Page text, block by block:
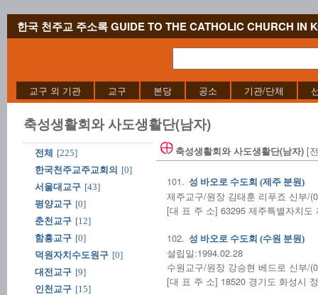
한국 천주교 주소록 GUIDE TO THE CATHOLIC CHURCH IN
교구 외 기관 교구 본당 공소 기관/단체
축성생활회와 사도생활단(남자)
전체
[225]
한국천주교주교회의 [0]
서울대교구 [43]
평양교구 [0]
춘천교구 [12]
함흥교구 [0]
덕원자치수도원구 [0]
대전교구 [9]
인천교구 [15]
축성생활회와 사도생활단(남자) [
101. 성 바오로 수도회 (제주 분원)
제주교구/원장 김태훈 리푸죠 신부/
[대 표 주 소] 63295 제주특별자치
102. 성 바오로 수도회 (수원 분원)
설립일:1994.02.28
수원교구/원장 강승현 베드로 신부/
[대 표 주 소] 18520 경기도 화성시